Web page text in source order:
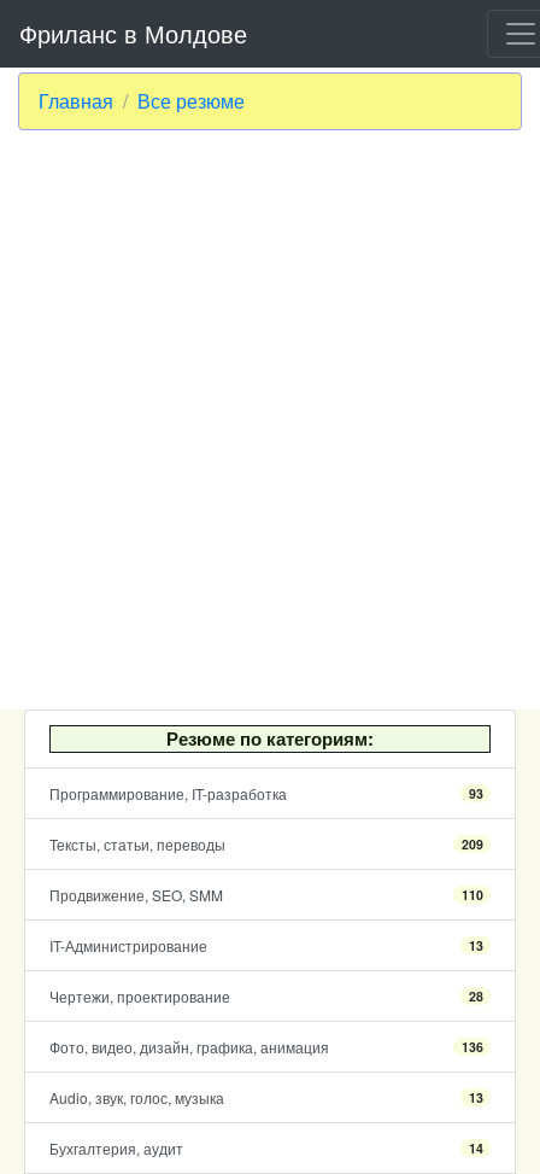
Фриланс в Молдове
Главная Все резюме
Резюме по категориям:
Программирование, IT-разработка 93
Тексты, статьи, переводы 209
Продвижение, SEO, SMM 110
IT-Администрирование 13
Чертежи, проектирование 28
Фото, видео, дизайн, графика, анимация 136
Audio, звук, голос, музыка 13
Бухгалтерия, аудит 14